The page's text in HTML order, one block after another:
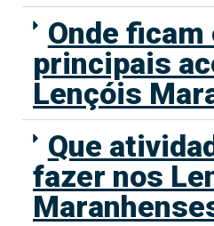
Onde ficam
principais
Lençóis
Que
fazer nos